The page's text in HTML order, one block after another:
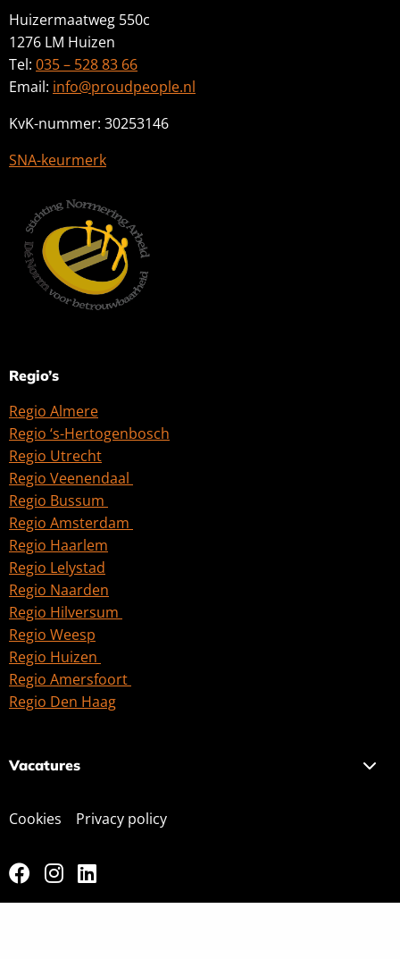
Huizermaatweg 550c
1276 LM Huizen
Tel: 035 – 528 83 66
Email: info@proudpeople.nl
KvK-nummer: 30253146
SNA-keurmerk
Regio’s
Regio Almere
Regio ‘s-Hertogenbosch
Regio Utrecht
Regio Veenendaal
Regio Bussum
Regio Amsterdam
Regio Haarlem
Regio Lelystad
Regio Naarden
Regio Hilversum
Regio Weesp
Regio Huizen
Regio Amersfoort
Regio Den Haag
Vacatures
Cookies Privacy policy
Ga
naar
Ga
naar
Ga
naar